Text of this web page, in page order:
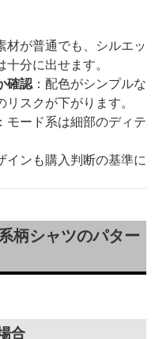
材が普通でも、シルエッ
分に出せます。
確認：配色がシンプルな
スクが下がります。
モード系は細部のディテ
インも購入判断の基準に
柄シャツのパター
合